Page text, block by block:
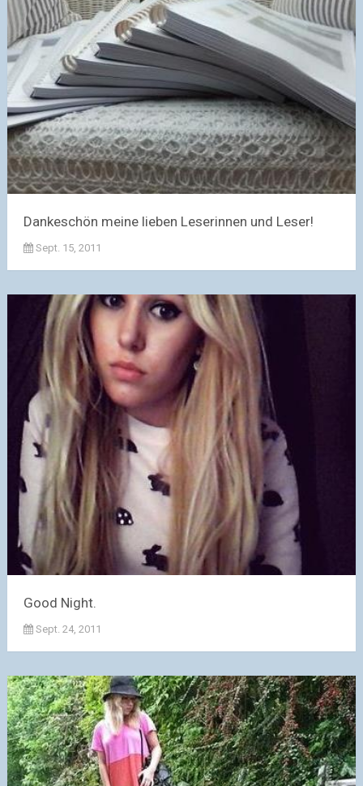
Dankeschön meine lieben Leserinnen und Leser!
Sept. 15, 2011
Good Night.
Sept. 24, 2011